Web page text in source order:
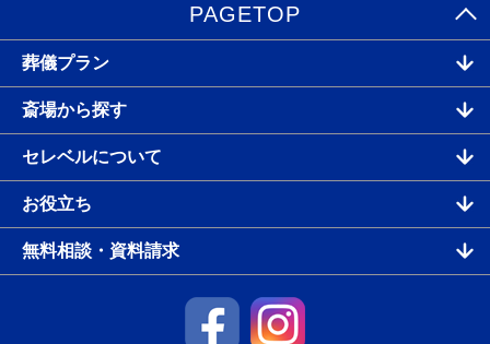
PAGETOP
葬儀プラン
斎場から探す
セレベルについて
お役立ち
無料相談・資料請求